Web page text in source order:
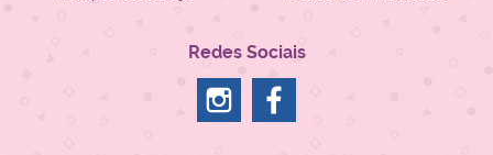
Redes Sociais